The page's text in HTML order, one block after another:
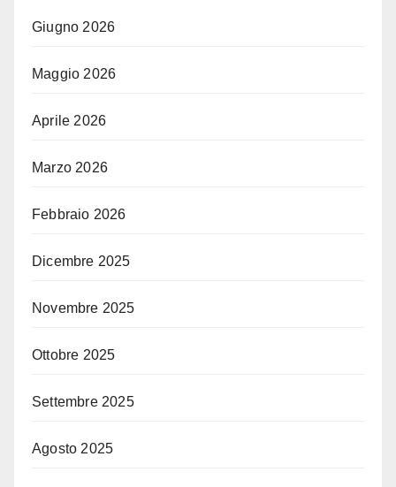
Giugno 2026
Maggio 2026
Aprile 2026
Marzo 2026
Febbraio 2026
Dicembre 2025
Novembre 2025
Ottobre 2025
Settembre 2025
Agosto 2025